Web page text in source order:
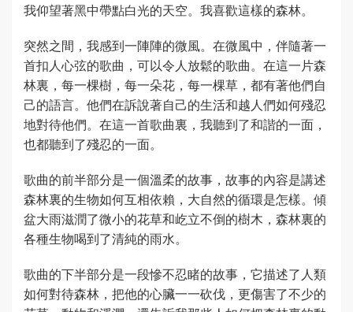
我仰望著黑中帶點白光的天空。我喜歡這樣的森林。
突然之間，我感到一陣陣的微風。在微風中，伴隨著一
首扣人心弦的歌曲，可以令人放鬆的歌曲。在這一片森
林裏，每一棵樹，每一朵花，每一棵草，都有著他們自
己的語言。他們在訴說著自己的生活和越人們如何殘忍
地對待他們。在這一首歌曲裏，我聽到了和諧的一面，
也都聽到了殘忍的一面。
歌曲的前半部分是一個溫柔的故事，故事的內容是講述
森林裏的生物如何互相依賴，大自然的循環是怎樣。傾
盆大雨滋潤了微小的花草和屹立不倒的樹木，森林裏的
各種生物喝到了清純的雨水。
歌曲的下半部分是一段慘不忍睹的故事，它描述了人類
如何對待森林，把他的心臟一一砍伐，更傷害了不少的